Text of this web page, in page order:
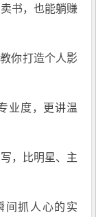
书，也能躺赚
你打造个人影
业度，更讲温
，比明星、主
间抓人心的实